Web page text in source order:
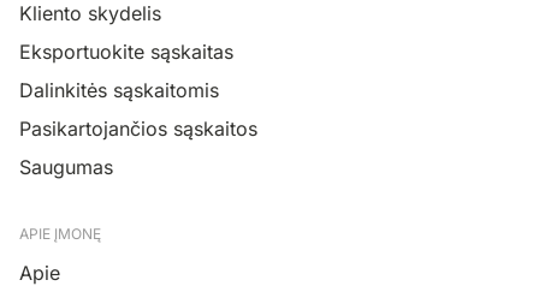
Kliento skydelis
Eksportuokite sąskaitas
Dalinkitės sąskaitomis
Pasikartojančios sąskaitos
Saugumas
APIE ĮMONĘ
Apie